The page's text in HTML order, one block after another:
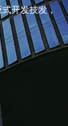
开发技发，